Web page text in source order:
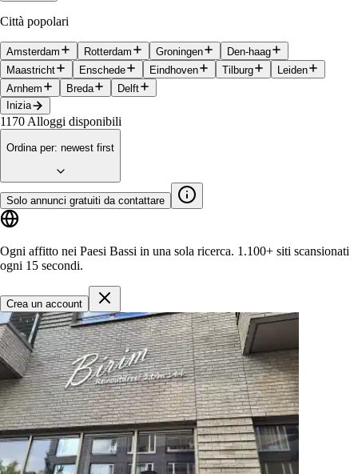
Città popolari
Amsterdam Rotterdam Groningen
Den-haag
Maastricht
Enschede Eindhoven Tilburg
Leiden
Arnhem
Breda
Delft
Inizia
1170 Alloggi disponibili
Ordina per: newest first
Solo annunci gratuiti da contattare
Ogni affitto nei Paesi Bassi in una sola ricerca. 1.100+ siti scansionati
ogni 15 secondi.
Crea un account